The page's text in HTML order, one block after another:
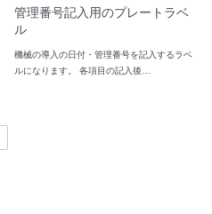
管理番号記入用のプレートラベ
ル
機械の導入の日付・管理番号を記入するラベ
ルになります。 各項目の記入後…